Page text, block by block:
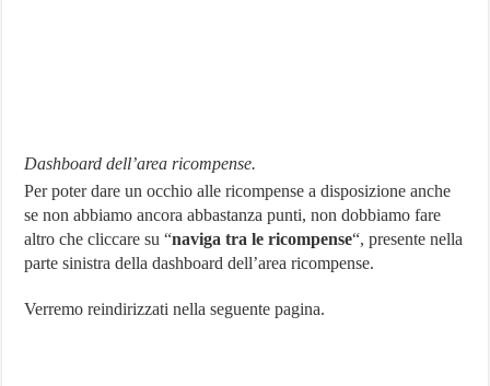
Dashboard dell’area ricompense.
Per poter dare un occhio alle ricompense a disposizione anche
se non abbiamo ancora abbastanza punti, non dobbiamo fare
altro che cliccare su “naviga tra le ricompense“, presente nella
parte sinistra della dashboard dell’area ricompense.
Verremo reindirizzati nella seguente pagina.